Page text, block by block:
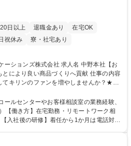
日以上 退職金あり
在宅OK
祝休み 寮・社宅あり
式会社 求人名 中野本社【お
り良い商品づくりへ貢献 仕事の内容
キリンのファンを増やしませんか？★≫
りに活かしていく上で、窓口となるお客
す。お客様からの声に迅速かつ誠意をも
グループ内活動に反映しています。 【具
ールセンターやお客様相談室の業務経験、
【働き方】在宅勤務・リモートワーク相